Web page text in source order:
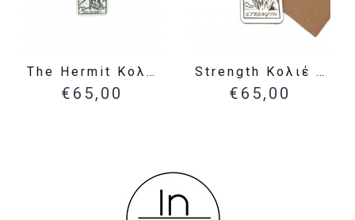
The Hermit Κολιέ Κάρτα Ταρώ
€65,00
Strength Κολιέ Κάρτα Ταρώ
€65,00